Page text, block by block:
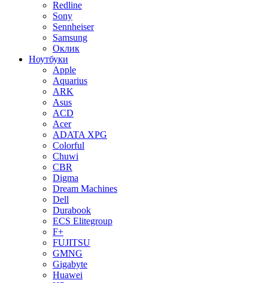
Redline
Sony
Sennheiser
Samsung
Оклик
Ноутбуки
Apple
Aquarius
ARK
Asus
ACD
Acer
ADATA XPG
Colorful
Chuwi
CBR
Digma
Dream Machines
Dell
Durabook
ECS Elitegroup
F+
FUJITSU
GMNG
Gigabyte
Huawei